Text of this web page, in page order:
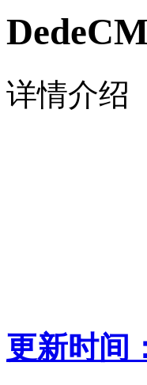
详情介绍
更新时间